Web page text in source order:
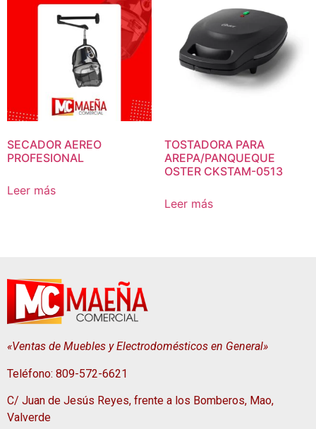
SECADOR AEREO
PROFESIONAL
Leer más
TOSTADORA PARA
AREPA/PANQUEQUE
OSTER CKSTAM-0513
Leer más
«Ventas de Muebles y Electrodomésticos en General»
Teléfono: 809-572-6621
C/ Juan de Jesús Reyes, frente a los Bomberos, Mao,
Valverde